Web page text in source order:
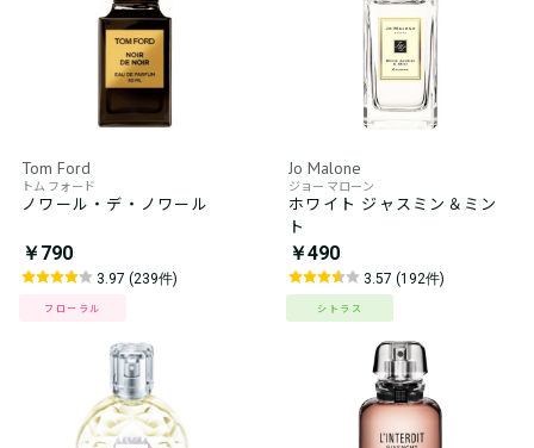
Tom Ford
トム フォード
ノワール・デ・ノワール
￥790
3.97 (239件)
フローラル
Jo Malone
ジョー マローン
ホワイト ジャスミン＆ミン
ト
￥490
3.57 (192件)
シトラス